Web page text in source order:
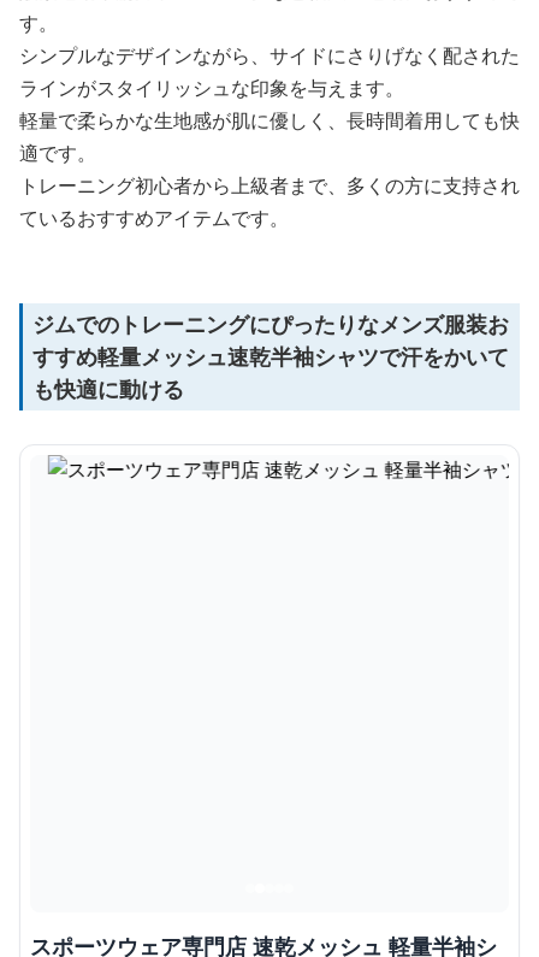
す。
シンプルなデザインながら、サイドにさりげなく配された
ラインがスタイリッシュな印象を与えます。
軽量で柔らかな生地感が肌に優しく、長時間着用しても快
適です。
トレーニング初心者から上級者まで、多くの方に支持され
ているおすすめアイテムです。
ジムでのトレーニングにぴったりなメンズ服装お
すすめ軽量メッシュ速乾半袖シャツで汗をかいて
も快適に動ける
スポーツウェア専門店 速乾メッシュ 軽量半袖シ